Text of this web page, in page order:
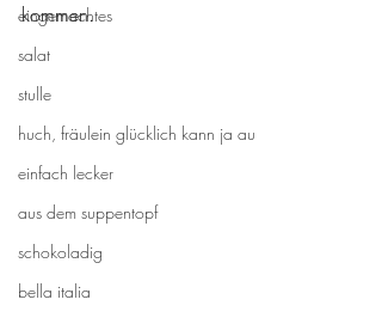
eingemachtes
salat
stulle
huch, fräulein glücklich kann ja au
einfach lecker
aus dem suppentopf
schokoladig
bella italia
kommen.